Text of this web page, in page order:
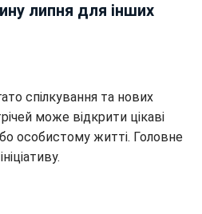
липня для інших
спілкування та нових
може відкрити цікаві
особистому житті. Головне